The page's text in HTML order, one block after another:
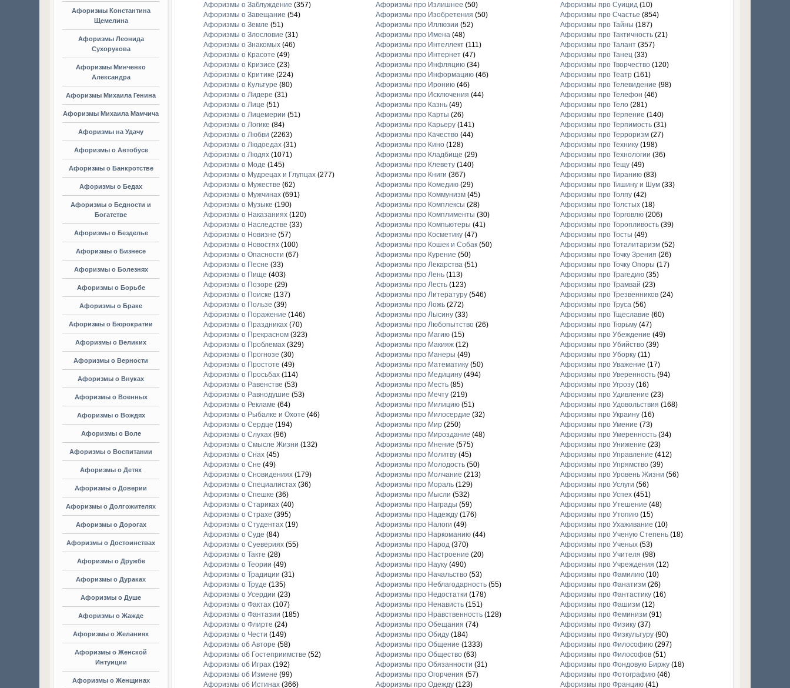
Афоризмы Константина
Щемелина
Афоризмы Леонида
Сухорукова
Афоризмы Минченко
Александра
Афоризмы Михаила Генина
Афоризмы Михаила Мамчича
Афоризмы на Удачу
Афоризмы о Автобусе
Афоризмы о Банкротстве
Афоризмы о Бедах
Афоризмы о Бедности и
Богатстве
Афоризмы о Безделье
Афоризмы о Бизнесе
Афоризмы о Болезнях
Афоризмы о Борьбе
Афоризмы о Браке
Афоризмы о Бюрократии
Афоризмы о Великих
Афоризмы о Верности
Афоризмы о Внуках
Афоризмы о Военных
Афоризмы о Вождях
Афоризмы о Воле
Афоризмы о Воспитании
Афоризмы о Детях
Афоризмы о Доверии
Афоризмы о Долгожителях
Афоризмы о Дорогах
Афоризмы о Достоинствах
Афоризмы о Дружбе
Афоризмы о Дураках
Афоризмы о Душе
Афоризмы о Жажде
Афоризмы о Желаниях
Афоризмы о Женской
Интуиции
Афоризмы о Женщинах
Афоризмы о Заблуждение (357)
Афоризмы о Завещание (54)
Афоризмы о Земле (51)
Афоризмы о Злословие (31)
Афоризмы о Знакомых(46)
Афоризмы о Красоте (49)
Афоризмы о Кризисе (23)
Афоризмы о Критике (224)
Афоризмы о Культуре (80)
Афоризмы о Лидере (31)
Афоризмы о Лице (51)
Афоризмы о Лицемерии (51)
Афоризмы о Логике (84)
Афоризмы о Любви (2263)
Афоризмы о Людоедах(31)
Афоризмы о Людях(1071)
Афоризмы о Моде (145)
Афоризмы о Мудрецах и Глупцах(277)
Афоризмы о Мужестве (62)
Афоризмы о Мужчинах(691)
Афоризмы о Музыке (190)
Афоризмы о Наказаниях(120)
Афоризмы о Наследстве (33)
Афоризмы о Новизне (57)
Афоризмы о Новостях(100)
Афоризмы о Опасности (67)
Афоризмы о Песне (33)
Афоризмы о Пище (403)
Афоризмы о Позоре (29)
Афоризмы о Поиске (137)
Афоризмы о Пользе (39)
Афоризмы о Поражение (146)
Афоризмы о Праздниках(70)
Афоризмы о Прекрасном(323)
Афоризмы о Проблемах(329)
Афоризмы о Прогнозе (30)
Афоризмы о Простоте (49)
Афоризмы о Просьбах(114)
Афоризмы о Равенстве (53)
Афоризмы о Равнодушие (53)
Афоризмы о Рекламе (64)
Афоризмы о Рыбалке и Охоте (46)
Афоризмы о Сердце (194)
Афоризмы о Слухах(96)
Афоризмы о Смысле Жизни (132)
Афоризмы о Снах(45)
Афоризмы о Сне (49)
Афоризмы о Сновидениях(179)
Афоризмы о Специалистах(36)
Афоризмы о Спешке (36)
Афоризмы о Стариках(40)
Афоризмы о Страхе (395)
Афоризмы о Студентах(19)
Афоризмы о Суде (84)
Афоризмы о Суевериях(55)
Афоризмы о Такте (28)
Афоризмы о Теории (49)
Афоризмы о Традиции (31)
Афоризмы о Труде (135)
Афоризмы о Усердии (23)
Афоризмы о Фактах(107)
Афоризмы о Фантазии (185)
Афоризмы о Флирте (24)
Афоризмы о Чести (149)
Афоризмы об Авторе (58)
Афоризмы об Гостеприимстве (52)
Афоризмы об Играх(192)
Афоризмы об Измене (99)
Афоризмы об Истинах(366)
Афоризмы про Излишнее (50)
Афоризмы про Изобретения (50)
Афоризмы про Иллюзии (52)
Афоризмы про Имена(48)
Афоризмы про Интеллект(111)
Афоризмы про Интернет(47)
Афоризмы про Инфляцию(34)
Афоризмы про Информацию(46)
Афоризмы про Иронию(46)
Афоризмы про Исключения (44)
Афоризмы про Казнь(49)
Афоризмы про Карты (26)
Афоризмы про Карьеру(141)
Афоризмы про Качество(44)
Афоризмы про Кино(128)
Афоризмы про Кладбище (29)
Афоризмы про Клевету(140)
Афоризмы про Книги (367)
Афоризмы про Комедию(29)
Афоризмы про Коммунизм(45)
Афоризмы про Комплексы (28)
Афоризмы про Комплименты (30)
Афоризмы про Компьютеры (41)
Афоризмы про Косметику(47)
Афоризмы про Кошек и Собак(50)
Афоризмы про Курение (50)
Афоризмы про Лекарства(51)
Афоризмы про Лень(113)
Афоризмы про Лесть(123)
Афоризмы про Литературу(546)
Афоризмы про Ложь(272)
Афоризмы про Лысину(33)
Афоризмы про Любопытство(26)
Афоризмы про Магию(15)
Афоризмы про Макияж(12)
Афоризмы про Манеры (49)
Афоризмы про Математику(50)
Афоризмы про Медицину(494)
Афоризмы про Месть(85)
Афоризмы про Мечту(219)
Афоризмы про Милицию(51)
Афоризмы про Милосердие (32)
Афоризмы про Мир(250)
Афоризмы про Мироздание (48)
Афоризмы про Мнение (575)
Афоризмы про Молитву(45)
Афоризмы про Молодость(50)
Афоризмы про Молчание (213)
Афоризмы про Мораль(129)
Афоризмы про Мысли (532)
Афоризмы про Награды (59)
Афоризмы про Надежду(176)
Афоризмы про Налоги (49)
Афоризмы про Наркоманию(44)
Афоризмы про Народ(370)
Афоризмы про Настроение (20)
Афоризмы про Науку(490)
Афоризмы про Начальство(53)
Афоризмы про Неблагодарность(55)
Афоризмы про Недостатки (178)
Афоризмы про Ненависть(151)
Афоризмы про Нравственность(128)
Афоризмы про Обещания (74)
Афоризмы про Обиду(184)
Афоризмы про Общение (1333)
Афоризмы про Общество(63)
Афоризмы про Обязанности (31)
Афоризмы про Огорчения (57)
Афоризмы про Одежду(123)
Афоризмы про Суицид(10)
Афоризмы про Счастье (854)
Афоризмы про Тайны (187)
Афоризмы про Тактичность(21)
Афоризмы про Талант(357)
Афоризмы про Танец(33)
Афоризмы про Творчество(120)
Афоризмы про Театр(161)
Афоризмы про Телевидение (98)
Афоризмы про Телефон (46)
Афоризмы про Тело(281)
Афоризмы про Терпение (140)
Афоризмы про Терпимость(31)
Афоризмы про Терроризм(27)
Афоризмы про Технику(198)
Афоризмы про Технологии (36)
Афоризмы про Тещу(49)
Афоризмы про Тиранию(83)
Афоризмы про Тишину и Шум(33)
Афоризмы про Толпу(42)
Афоризмы про Толстых(18)
Афоризмы про Торговлю(206)
Афоризмы про Торопливость(39)
Афоризмы про Тосты (49)
Афоризмы про Тоталитаризм(52)
Афоризмы про Точку Зрения (26)
Афоризмы про Точку Опоры (17)
Афоризмы про Трагедию(35)
Афоризмы про Трамвай (23)
Афоризмы про Трезвенников(24)
Афоризмы про Труса(56)
Афоризмы про Тщеславие (60)
Афоризмы про Тюрьму(47)
Афоризмы про Убеждение (49)
Афоризмы про Убийство(39)
Афоризмы про Уборку(11)
Афоризмы про Уважение (17)
Афоризмы про Уверенность(94)
Афоризмы про Угрозу(16)
Афоризмы про Удивление (23)
Афоризмы про Удовольствия (168)
Афоризмы про Украину(16)
Афоризмы про Умение (73)
Афоризмы про Умеренность(34)
Афоризмы про Унижение (23)
Афоризмы про Управление (412)
Афоризмы про Упрямство(39)
Афоризмы про Уровень Жизни (56)
Афоризмы про Услуги (56)
Афоризмы про Успех(451)
Афоризмы про Утешение (48)
Афоризмы про Утопию(15)
Афоризмы про Ухаживание (10)
Афоризмы про Ученую Степень(18)
Афоризмы про Ученых(53)
Афоризмы про Учителя (98)
Афоризмы про Учреждения (12)
Афоризмы про Фамилию(10)
Афоризмы про Фанатизм(26)
Афоризмы про Фантастику(16)
Афоризмы про Фашизм(12)
Афоризмы про Феминизм(91)
Афоризмы про Физику(37)
Афоризмы про Физкультуру(90)
Афоризмы про Философию(297)
Афоризмы про Философов(51)
Афоризмы про Фондовую Биржу(18)
Афоризмы про Фотографию(46)
Афоризмы про Францию(41)